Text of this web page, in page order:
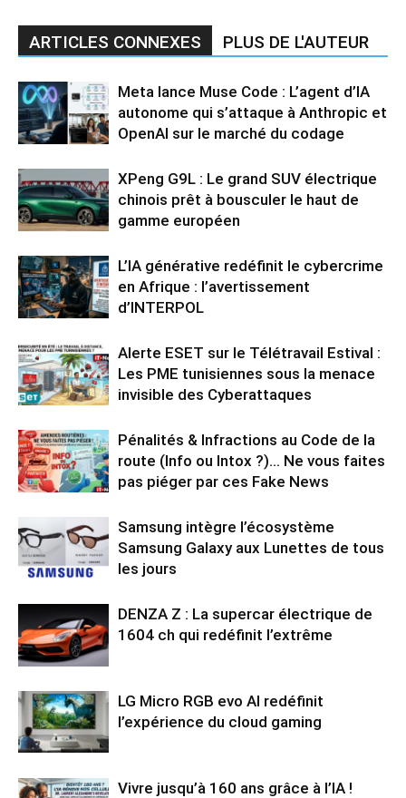
ARTICLES CONNEXES PLUS DE L'AUTEUR
Meta lance Muse Code : L’agent d’IA
autonome qui s’attaque à Anthropic et
OpenAI sur le marché du codage
XPeng G9L : Le grand SUV électrique
chinois prêt à bousculer le haut de
gamme européen
L’IA générative redéfinit le cybercrime
en Afrique : l’avertissement
d’INTERPOL
Alerte ESET sur le Télétravail Estival :
Les PME tunisiennes sous la menace
invisible des Cyberattaques
Pénalités & Infractions au Code de la
route (Info ou Intox ?)… Ne vous faites
pas piéger par ces Fake News
Samsung intègre l’écosystème
Samsung Galaxy aux Lunettes de tous
les jours
DENZA Z : La supercar électrique de
1604 ch qui redéfinit l’extrême
LG Micro RGB evo AI redéfinit
l’expérience du cloud gaming
Vivre jusqu’à 160 ans grâce à l’IA !